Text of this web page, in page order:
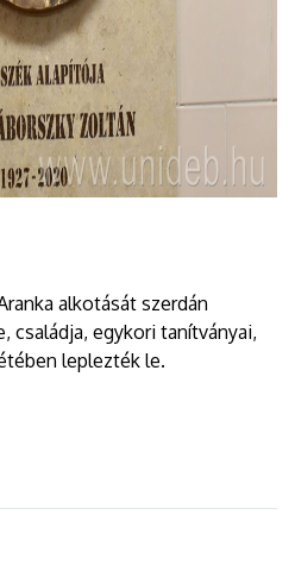
alkotását szerdán
családja, egykori tanítványai,
leplezték le.